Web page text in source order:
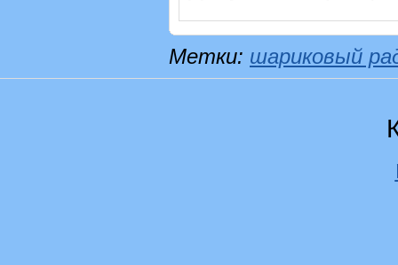
Метки: шариковый